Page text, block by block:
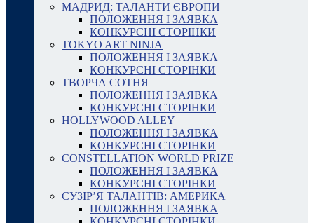
МАДРИД: ТАЛАНТИ ЄВРОПИ
ПОЛОЖЕННЯ І ЗАЯВКА
КОНКУРСНІ СТОРІНКИ
TOKYO ART NINJA
ПОЛОЖЕННЯ І ЗАЯВКА
КОНКУРСНІ СТОРІНКИ
ТВОРЧА СОТНЯ
ПОЛОЖЕННЯ І ЗАЯВКА
КОНКУРСНІ СТОРІНКИ
HOLLYWOOD ALLEY
ПОЛОЖЕННЯ І ЗАЯВКА
КОНКУРСНІ СТОРІНКИ
CONSTELLATION WORLD PRIZE
ПОЛОЖЕННЯ І ЗАЯВКА
КОНКУРСНІ СТОРІНКИ
СУЗІР’Я ТАЛАНТІВ: АМЕРИКА
ПОЛОЖЕННЯ І ЗАЯВКА